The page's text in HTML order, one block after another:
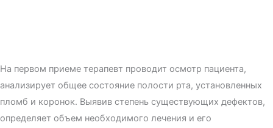
На первом приеме терапевт проводит осмотр пациента,
анализирует общее состояние полости рта, установленных
пломб и коронок. Выявив степень существующих дефектов,
определяет объем необходимого лечения и его